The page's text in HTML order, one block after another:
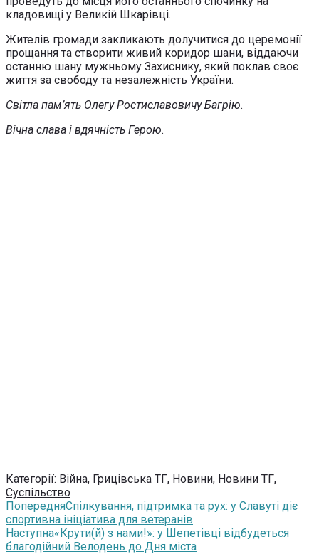
кладовищі у Великій Шкарівці.
Жителів громади закликають долучитися до церемонії
прощання та створити живий коридор шани, віддаючи
останню шану мужньому Захиснику, який поклав своє
життя за свободу та незалежність України.
Світла пам’ять Олегу Ростиславовичу Багрію.
Вічна слава і вдячність Герою.
Категорії: Війна, Грицівська ТГ, Новини, Новини ТГ,
Суспільство
ПопередняСпілкування, підтримка та рух: у Славуті діє
спортивна ініціатива для ветеранів
Наступна«Крути(й) з нами!»: у Шепетівці відбудеться
благодійний Велодень до Дня міста